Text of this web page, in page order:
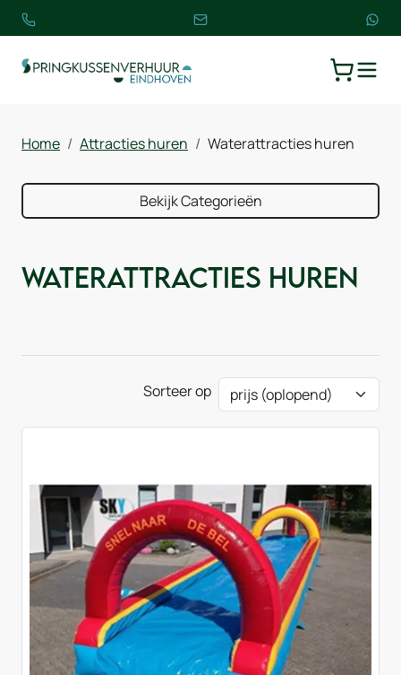
Home Attracties huren Waterattracties huren
Bekijk Categorieën
Waterattracties huren
Sorteer op